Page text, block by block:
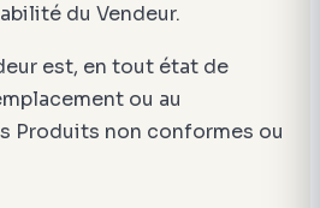
du Vendeur.
est, en tout état de
ou au
Produits non conformes ou